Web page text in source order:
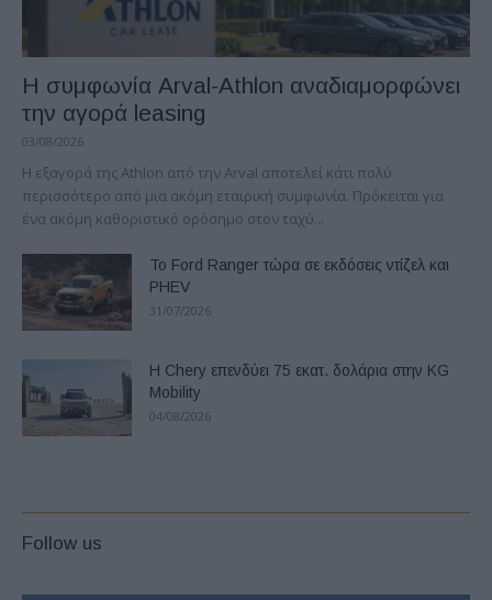
Η συμφωνία Arval-Athlon αναδιαμορφώνει
την αγορά leasing
03/08/2026
Η εξαγορά της Athlon από την Arval αποτελεί κάτι πολύ
περισσότερο από μια ακόμη εταιρική συμφωνία. Πρόκειται για
ένα ακόμη καθοριστικό ορόσημο στον ταχύ...
Το Ford Ranger τώρα σε εκδόσεις ντίζελ και
PHEV
31/07/2026
Η Chery επενδύει 75 εκατ. δολάρια στην KG
Mobility
04/08/2026
Follow us